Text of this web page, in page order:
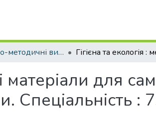
Навчально-методичні видання. Кафедра гігієни та екології № 2
матеріали для
Спеціальність :